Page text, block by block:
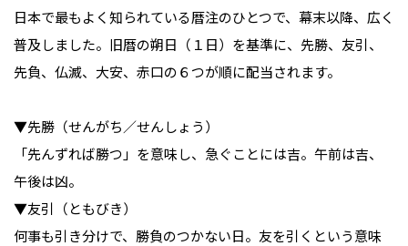
日本で最もよく知られている暦注のひとつで、幕末以降、広く
普及しました。旧暦の朔日（１日）を基準に、先勝、友引、
先負、仏滅、大安、赤口の６つが順に配当されます。
▼先勝（せんがち／せんしょう）
「先んずれば勝つ」を意味し、急ぐことには吉。午前は吉、
午後は凶。
▼友引（ともびき）
何事も引き分けで、勝負のつかない日。友を引くという意味